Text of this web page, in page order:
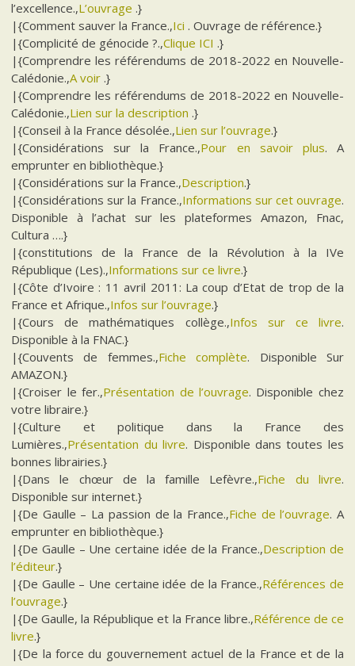
l’excellence.,L’ouvrage .}
|{Comment sauver la France.,Ici . Ouvrage de référence.}
|{Complicité de génocide ?.,Clique ICI .}
|{Comprendre les référendums de 2018-2022 en Nouvelle-
Calédonie.,A voir .}
|{Comprendre les référendums de 2018-2022 en Nouvelle-
Calédonie.,Lien sur la description .}
|{Conseil à la France désolée.,Lien sur l’ouvrage.}
|{Considérations sur la France.,Pour en savoir plus. A
emprunter en bibliothèque.}
|{Considérations sur la France.,Description.}
|{Considérations sur la France.,Informations sur cet ouvrage.
Disponible à l’achat sur les plateformes Amazon, Fnac,
Cultura ….}
|{constitutions de la France de la Révolution à la IVe
République (Les).,Informations sur ce livre.}
|{Côte d’Ivoire : 11 avril 2011: La coup d’Etat de trop de la
France et Afrique.,Infos sur l’ouvrage.}
|{Cours de mathématiques collège.,Infos sur ce livre.
Disponible à la FNAC.}
|{Couvents de femmes.,Fiche complète. Disponible Sur
AMAZON.}
|{Croiser le fer.,Présentation de l’ouvrage. Disponible chez
votre libraire.}
|{Culture et politique dans la France des
Lumières.,Présentation du livre. Disponible dans toutes les
bonnes librairies.}
|{Dans le chœur de la famille Lefèvre.,Fiche du livre.
Disponible sur internet.}
|{De Gaulle – La passion de la France.,Fiche de l’ouvrage. A
emprunter en bibliothèque.}
|{De Gaulle – Une certaine idée de la France.,Description de
l’éditeur.}
|{De Gaulle – Une certaine idée de la France.,Références de
l’ouvrage.}
|{De Gaulle, la République et la France libre.,Référence de ce
livre.}
|{De la force du gouvernement actuel de la France et de la